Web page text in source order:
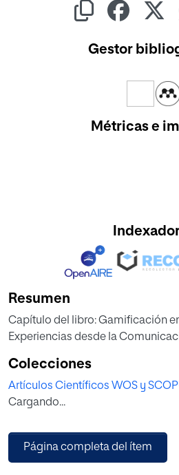
Gestor
Métricas e
Resumen
Capítulo del libro: Gamificación
Experiencias desde la
Colecciones
Artículos Científicos WOS y
Cargando...
Página completa del ítem